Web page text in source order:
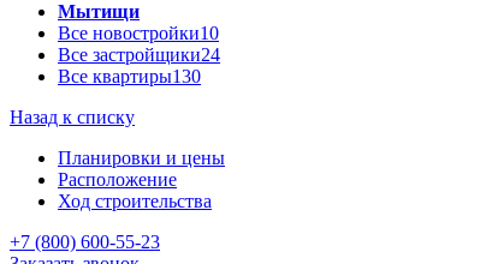
Мытищи
Все новостройки10
Все застройщики24
Все квартиры130
Назад к списку
Планировки и цены
Расположение
Ход строительства
+7 (800) 600-55-23